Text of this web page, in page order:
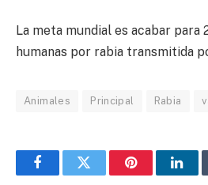
La meta mundial es acabar
humanas por rabia transmitida
Animales Principal Rabia
FacebookTwitter Pinterest